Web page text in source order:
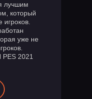
лучшим
который
игроков.
уже не
PES 2021